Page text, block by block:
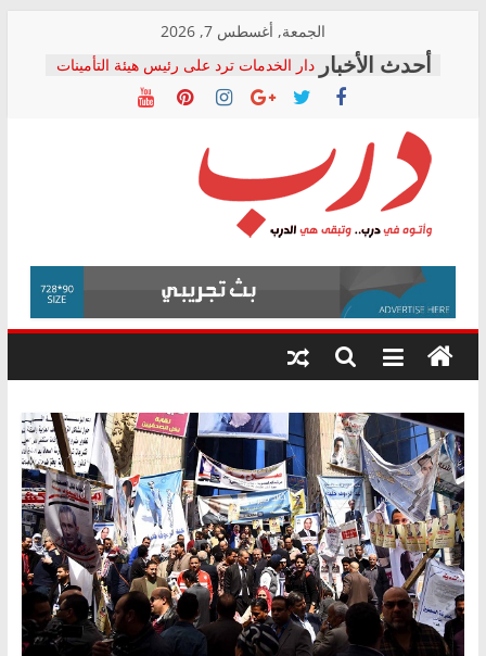
content
الجمعة, أغسطس 7, 2026
دار الخدمات ترد على رئيس هيئة التأمينات
بعد مؤتمره الصحفي: إنكار الأزمة لا ينهي
معاناة أصحاب المعاشات.. ونطالب بكشف
فرحات سليمان يكتب: القطاع الصحي إلى
أين؟
حزب التحالف الشعبي يطلق لجنة “الحق
في الصحة” بالإسكندرية لرصد الانتهاكات
ودعم المرضى
الوزاري لمدينة الصحفيين.. وانتهاء أعمال
إنشاء المبنى الإداري
المجلس القومي لحقوق الإنسان يعلن
متابعة قضية الدكتور محمد زهران.. ويؤكد:
قرينة البراءة وضمانات المحاكمة العادلة
درب
وأتوه
درب..
وتبقى
هي